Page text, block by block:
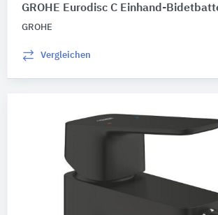
GROHE Eurodisc C Einhand-
GROHE
Vergleichen